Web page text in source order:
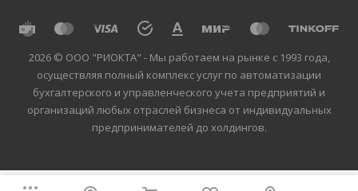
2026 © ООО "РИОКТА" - Мы работаем на рынке с 1993 года,
осуществляя полный комплекс услуг по автоматизации
бухгалтерского и управленческого учета предприятий и
организаций любых отраслей бизнеса от индивидуальных
предпринимателей до холдингов.